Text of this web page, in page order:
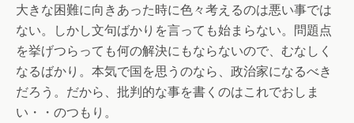
大きな困難に向きあった時に色々考えるのは悪い事では
ない。しかし文句ばかりを言っても始まらない。問題点
を挙げつらっても何の解決にもならないので、むなしく
なるばかり。本気で国を思うのなら、政治家になるべき
だろう。だから、批判的な事を書くのはこれでおしま
い・・のつもり。